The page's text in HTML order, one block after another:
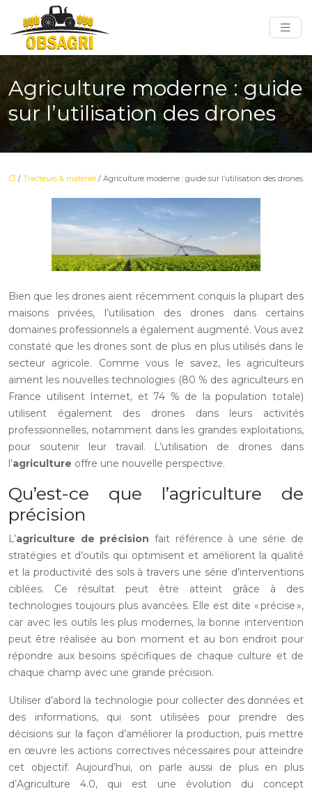
Agriculture moderne : guide
sur l’utilisation des drones
/ Tracteurs & matériel / Agriculture moderne : guide sur l’utilisation des drones
Bien que les drones aient récemment conquis la plupart des
maisons privées, l’utilisation des drones dans certains
domaines professionnels a également augmenté. Vous avez
constaté que les drones sont de plus en plus utilisés dans le
secteur agricole. Comme vous le savez, les agriculteurs
aiment les nouvelles technologies (80 % des agriculteurs en
France utilisent Internet, et 74 % de la population totale)
utilisent également des drones dans leurs activités
professionnelles, notamment dans les grandes exploitations,
pour soutenir leur travail. L’utilisation de drones dans
l’agriculture offre une nouvelle perspective.
Qu’est-ce que l’agriculture de
précision
L’agriculture de précision fait référence à une série de
stratégies et d’outils qui optimisent et améliorent la qualité
et la productivité des sols à travers une série d’interventions
ciblées. Ce résultat peut être atteint grâce à des
technologies toujours plus avancées. Elle est dite « précise »,
car avec les outils les plus modernes, la bonne intervention
peut être réalisée au bon moment et au bon endroit pour
répondre aux besoins spécifiques de chaque culture et de
chaque champ avec une grande précision.
Utiliser d’abord la technologie pour collecter des données et
des informations, qui sont utilisées pour prendre des
décisions sur la façon d’améliorer la production, puis mettre
en œuvre les actions correctives nécessaires pour atteindre
cet objectif. Aujourd’hui, on parle aussi de plus en plus
d’Agriculture 4.0, qui est une évolution du concept